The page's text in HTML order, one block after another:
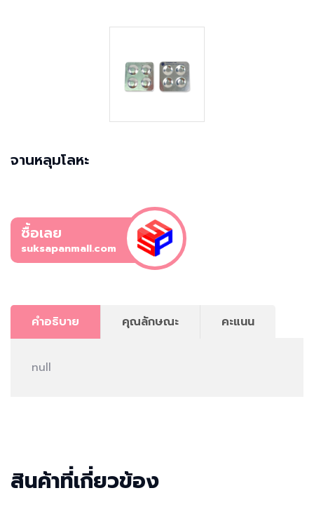
จานหลุมโลหะ
ซื้อเลย
suksapanmall.com
คำอธิบาย คุณลักษณะ คะแนน
null
สินค้าที่เกี่ยวข้อง